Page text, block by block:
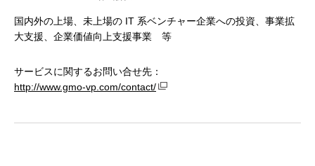
国内外の上場、未上場の IT 系ベンチャー企業への投資、事業拡
大支援、企業価値向上支援事業 等
サービスに関するお問い合せ先：
http://www.gmo-vp.com/contact/